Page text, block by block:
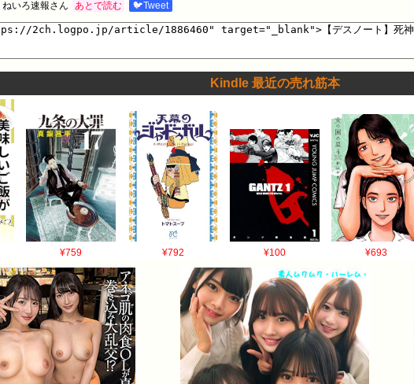
ねいろ速報さん あとで読む 🐦Tweet
Kindle 最近の売れ筋本
¥759 ¥792 ¥100 ¥693